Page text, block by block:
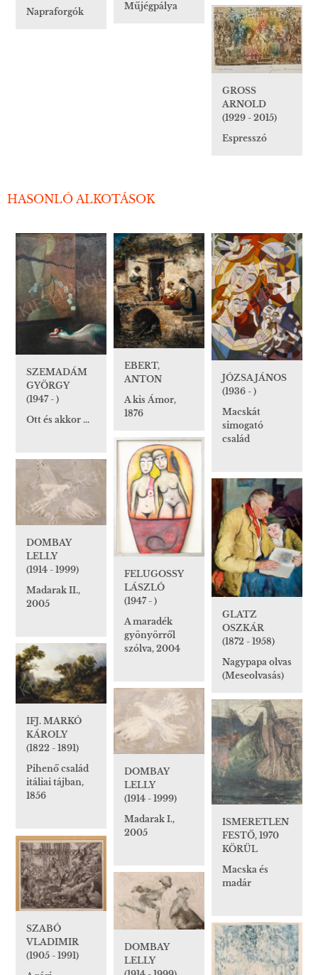
Műjégpálya
Napraforgók
GROSS
ARNOLD
(1929 - 2015)
Espresszó
HASONLÓ ALKOTÁSOK
SZEMADÁM
GYÖRGY
(1947 - )
Ott és akkor ...
EBERT,
ANTON
A kis Ámor,
1876
JÓZSA JÁNOS
(1936 - )
Macskát
simogató
család
FELUGOSSY
LÁSZLÓ
(1947 - )
A maradék
gyönyörről
szólva, 2004
DOMBAY
LELLY
(1914 - 1999)
Madarak II.,
2005
GLATZ
OSZKÁR
(1872 - 1958)
Nagypapa olvas
(Meseolvasás)
IFJ. MARKÓ
KÁROLY
(1822 - 1891)
Pihenő család
itáliai tájban,
1856
DOMBAY
LELLY
(1914 - 1999)
Madarak I.,
2005
ISMERETLEN
FESTŐ, 1970
KÖRÜL
Macska és
madár
SZABÓ
VLADIMIR
(1905 - 1991)
DOMBAY
LELLY